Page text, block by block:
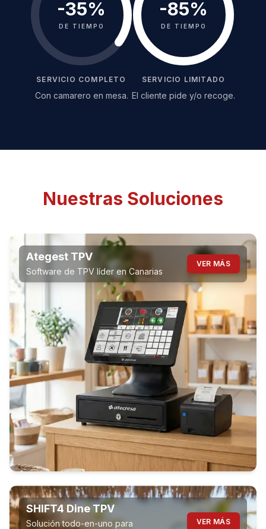
-35%
DE TIEMPO
SERVICIO COMPLETO
Con camarero en mesa.
-85%
DE TIEMPO
SERVICIO LIMITADO
El cliente pide y/o recoge.
Nuestras Soluciones
Ategest TPV
Software de TPV líder en Canarias
VER MÁS
SHIFT4 Dine TPV
Solución todo-en-uno para
VER MÁS